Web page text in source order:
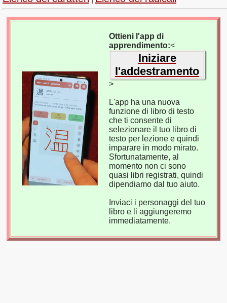
Ottieni l'app di
apprendimento:<
Iniziare
l'addestramento
>
L'app ha una nuova
funzione di libro di testo
che ti consente di
selezionare il tuo libro di
testo per lezione e quindi
imparare in modo mirato.
Sfortunatamente, al
momento non ci sono
quasi libri registrati, quindi
dipendiamo dal tuo aiuto.
Inviaci i personaggi del tuo
libro e li aggiungeremo
immediatamente.